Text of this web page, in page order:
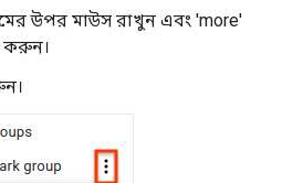
উপর মাউস রাখুন এবং 'more'
করুন।